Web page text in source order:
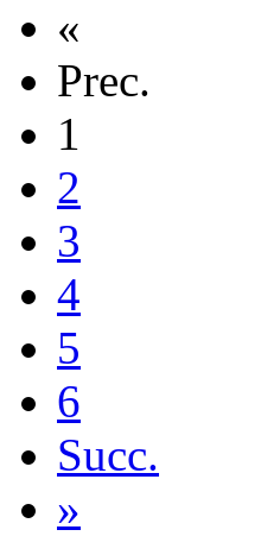
«
Prec.
1
2
3
4
5
6
Succ.
»